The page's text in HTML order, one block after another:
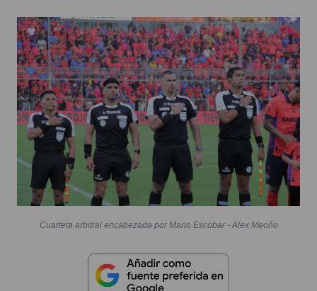
Cuarteta arbitral encabezada por Mario Escobar - Alex Meoño